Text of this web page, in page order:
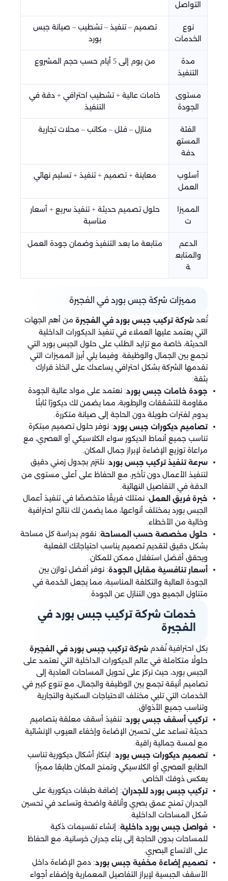
التواصل
نوع
الخدمات
تصميم – تنفيذ – تشطيب – صيانة جبس
بورد
مدة
التنفيذ
من يوم إلى 5 أيام حسب حجم المشروع
مستوى
الجودة
خامات عالية + تشطيب احترافي + دقة في
التنفيذ
الفئة
المسته
دفة
منازل – فلل – مكاتب – محلات تجارية
أسلوب
العمل
معاينة + تصميم + تنفيذ + تسليم نهائي
المميزا
ت
حلول تصميم حديثة + تنفيذ سريع + أسعار
مناسبة
الدعم
والمتابع
ة
متابعة ما بعد التنفيذ وضمان جودة العمل
مميزات شركة جبس بورد في الفجيرة
تُعد شركة تركيب جبس بورد في الفجيرة من أهم الجهات
التي يعتمد عليها العملاء في تنفيذ الديكورات الداخلية
الحديثة، خاصة مع تزايد الطلب على حلول الجبس بورد التي
تجمع بين الجمال والوظيفة. وفيما يلي أبرز المميزات التي
تقدمها الشركة بشكل احترافي يساعدك على اتخاذ قرارك
بثقة:
جودة خامات جبس بورد: نعتمد على مواد عالية الجودة
مقاومة للتشققات والرطوبة، مما يضمن لك ديكورًا ثابتًا
يدوم لفترات طويلة دون الحاجة إلى صيانة متكررة.
تصاميم ديكورات جبس بورد: نوفر حلول تصميم مبتكرة
تناسب جميع أنماط الديكور سواء الكلاسيكي أو العصري، مع
مراعاة توزيع الإضاءة لإبراز جمال المكان.
سرعة تنفيذ تركيب جبس بورد: نلتزم بجدول زمني دقيق
لتنفيذ الأعمال دون تأخير، مع الحفاظ على أعلى مستوى من
الدقة في التفاصيل النهائية.
خبرة فريق العمل: نمتلك فريقًا متخصصًا في تنفيذ أعمال
الجبس بورد بمختلف أنواعها، مما يضمن لك نتائج احترافية
وخالية من الأخطاء.
حلول مخصصة حسب المساحة: نقوم بدراسة كل مساحة
بشكل دقيق لتقديم تصميم يناسب احتياجاتك الفعلية
ويحقق أفضل استغلال ممكن للمكان.
أسعار تنافسية مقابل الجودة: نوفر أفضل توازن بين
الجودة العالية والتكلفة المناسبة، مما يجعل الخدمة في
متناول الجميع دون التنازل عن الجودة.
خدمات شركة تركيب جبس بورد في
الفجيرة
بكل احترافية نُقدم شركة تركيب جبس بورد في الفجيرة
حلولًا متكاملة في عالم الديكورات الداخلية التي تعتمد على
الجبس بورد، حيث نركز على تحويل المساحات العادية إلى
تصاميم أنيقة تجمع بين الوظيفة والجمال، مع تنوع كبير في
الخدمات التي تلبي مختلف الاحتياجات السكنية والتجارية
وتناسب جميع الأذواق.
تركيب أسقف جبس بورد: تنفيذ أسقف معلقة بتصاميم
حديثة تساعد على تحسين الإضاءة وإخفاء العيوب الإنشائية
مع لمسة جمالية راقية.
تصميم ديكورات جبس بورد: ابتكار أشكال ديكورية تناسب
الطابع العصري أو الكلاسيكي وتمنح المكان طابعًا مميزًا
يعكس ذوقك الخاص.
تركيب جبس بورد للجدران: إضافة طبقات ديكورية على
الجدران تمنح عمق بصري وأناقة واضحة وتساعد في تحسين
شكل المساحات الداخلية.
فواصل جبس بورد داخلية: إنشاء تقسيمات ذكية
للمساحات بدون الحاجة إلى بناء جدران خرسانية، مع الحفاظ
على الاتساع البصري.
تصميم إضاءة مخفية جبس بورد: دمج الإضاءة داخل
الأسقف الجبسية لإبراز التفاصيل المعمارية وإضفاء أجواء